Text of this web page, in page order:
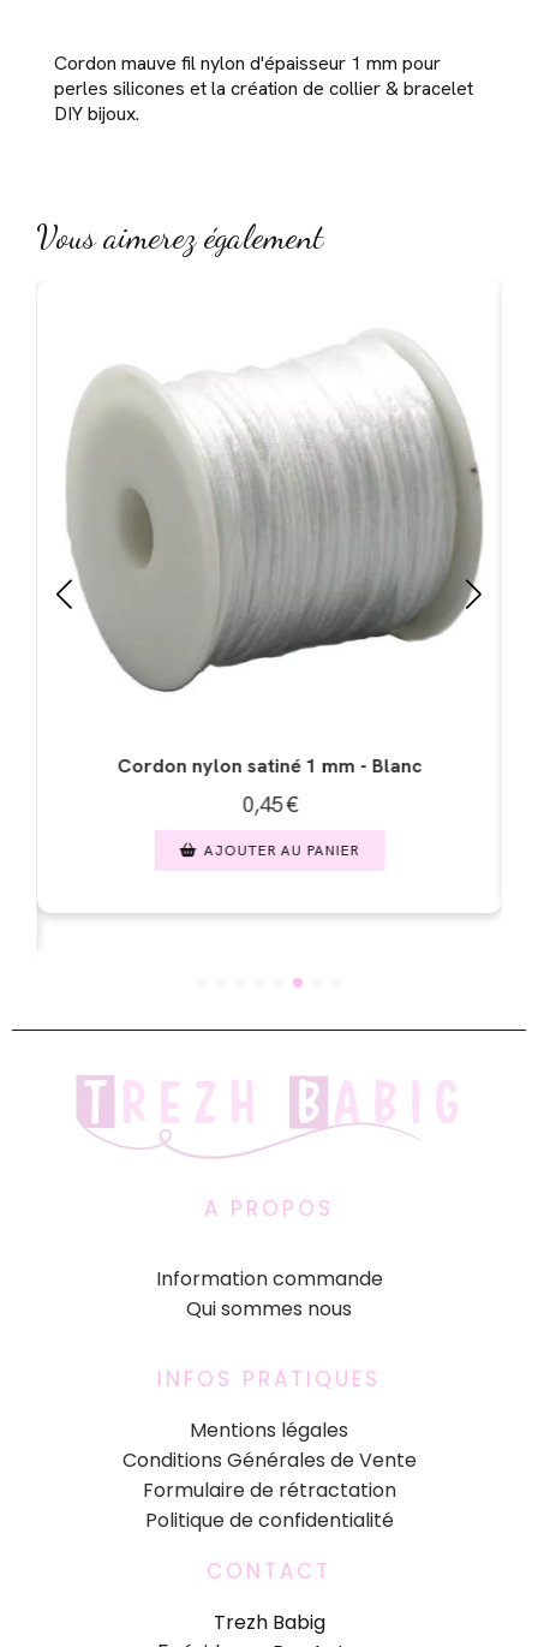
Cordon mauve fil nylon d'épaisseur 1 mm pour
perles silicones et la création de collier & bracelet
DIY bijoux.
Vous aimerez également
Cordon nylon satiné 1 mm - Noir
0,45
AJOUTER AU PANIER
A PROPOS
Information commande
Qui sommes nous
INFOS PRATIQUES
Mentions légales
Conditions Générales de Vente
Formulaire de rétractation
Politique de confidentialité
CONTACT
Trezh Babig